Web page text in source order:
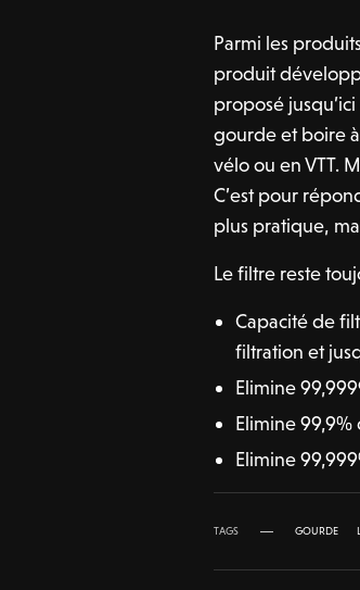
Parmi les
produit
proposé
gourde et boire
vélo ou en VTT.
C’est pour
plus pratique,
Le filtre reste
Capacité de
filtration et
Elimine
Elimine
Elimine
TAGS GOURDE